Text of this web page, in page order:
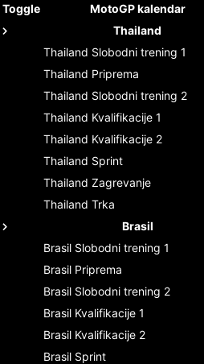
Toggle MotoGP kalendar
Thailand
Thailand Slobodni trening 1
Thailand Priprema
Thailand Slobodni trening 2
Thailand Kvalifikacije 1
Thailand Kvalifikacije 2
Thailand Sprint
Thailand Zagrevanje
Thailand Trka
Brasil
Brasil Slobodni trening 1
Brasil Priprema
Brasil Slobodni trening 2
Brasil Kvalifikacije 1
Brasil Kvalifikacije 2
Brasil Sprint